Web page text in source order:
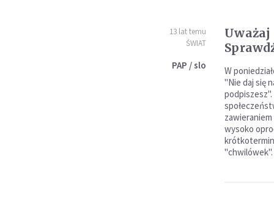
13 lat temu
ŚWIAT
PAP / slo
W
"Nie daj się
wysoko
"chwilówek".